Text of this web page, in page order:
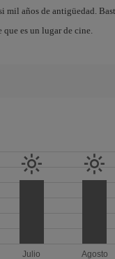
mil años de antigüedad.
que es un lugar de cine.
Julio Agosto